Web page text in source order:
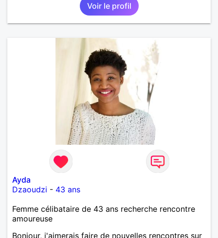
Voir le profil
Ayda
Dzaoudzi - 43 ans
Femme célibataire de 43 ans recherche rencontre
amoureuse
Bonjour, j'aimerais faire de nouvelles rencontres sur